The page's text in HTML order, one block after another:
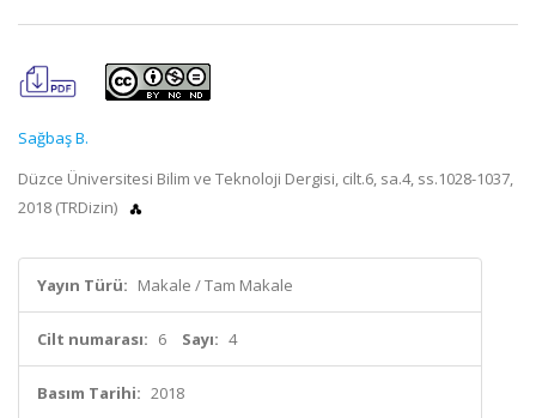
Sağbaş B.
Düzce Üniversitesi Bilim ve Teknoloji Dergisi, cilt.6, sa.4, ss.1028-1037,
2018 (TRDizin)
Yayın Türü: Makale / Tam Makale
Cilt numarası: 6 Sayı: 4
Basım Tarihi: 2018